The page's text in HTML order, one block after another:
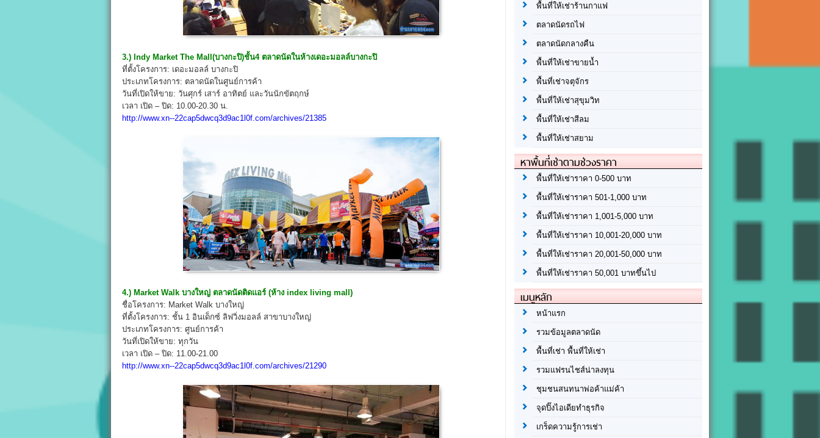
3.) Indy Market The Mall(บางกะปิ)ชั้น4 ตลาดนัดในห้างเดอะมอลล์บางกะปิ
ที่ตั้งโครงการ: เดอะมอลล์ บางกะปิ
ประเภทโครงการ: ตลาดนัดในศูนย์การค้า
วันที่เปิดให้ขาย: วันศุกร์ เสาร์ อาทิตย์ และวันนักขัตฤกษ์
เวลา เปิด – ปิด: 10.00-20.30 น.
http://www.xn--22cap5dwcq3d9ac1l0f.com/archives/21385
4.) Market Walk บางใหญ่ ตลาดนัดติดแอร์ (ห้าง index living mall)
ชื่อโครงการ: Market Walk บางใหญ่
ที่ตั้งโครงการ: ชั้น 1 อินเด็กซ์ ลิฟวิ่งมอลล์ สาขาบางใหญ่
ประเภทโครงการ: ศูนย์การค้า
วันที่เปิดให้ขาย: ทุกวัน
เวลา เปิด – ปิด: 11.00-21.00
http://www.xn--22cap5dwcq3d9ac1l0f.com/archives/21290
พื้นที่ให้เช่าร้านกาแฟ
ตลาดนัดรถไฟ
ตลาดนัดกลางคืน
พื้นที่ให้เช่าขายน้ำ
พื้นที่เช่าจตุจักร
พื้นที่ให้เช่าสุขุมวิท
พื้นที่ให้เช่าสีลม
พื้นที่ให้เช่าสยาม
หาพื้นที่เช่าตามช่วงราคา
พื้นที่ให้เช่าราคา 0-500 บาท
พื้นที่ให้เช่าราคา 501-1,000 บาท
พื้นที่ให้เช่าราคา 1,001-5,000 บาท
พื้นที่ให้เช่าราคา 10,001-20,000 บาท
พื้นที่ให้เช่าราคา 20,001-50,000 บาท
พื้นที่ให้เช่าราคา 50,001 บาทขึ้นไป
เมนูหลัก
หน้าแรก
รวมข้อมูลตลาดนัด
พื้นที่เช่า พื้นที่ให้เช่า
รวมแฟรนไชส์น่าลงทุน
ชุมชนสนทนาพ่อค้าแม่ค้า
จุดปิ๊งไอเดียทำธุรกิจ
เกร็ดความรู้การเช่า